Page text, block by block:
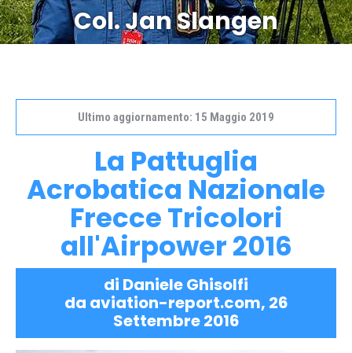
Col. Jan Slangen
Ultimo aggiornamento: 15 Maggio 2019
La Pattuglia
Acrobatica Nazionale
Frecce Tricolori
all'Airpower 2016
di Daniele Ghisolfi
da aviation-report.com, 26
Settembre 2016